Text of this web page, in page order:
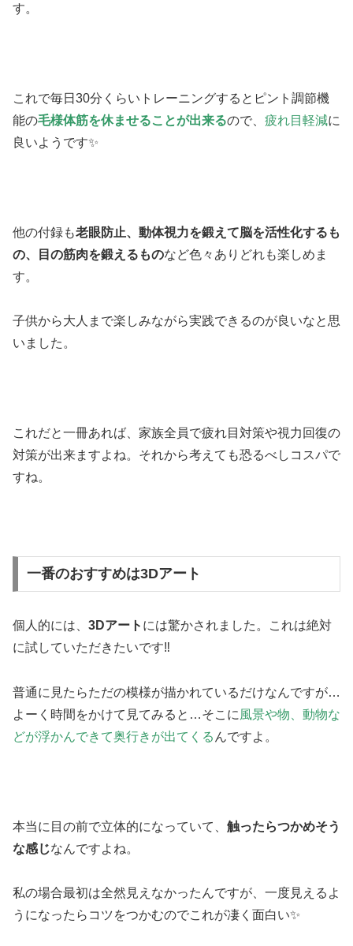
す。
これで毎日30分くらいトレーニングするとピント調節機
能の毛様体筋を休ませることが出来るので、 疲れ目軽減に
良いようです✨
他の付録も老眼防止、動体視力を鍛えて脳を活性化するも
の、目の筋肉を鍛えるものなど色々ありどれも楽しめま
す。
子供から大人まで楽しみながら実践できるのが良いなと思
いました。
これだと一冊あれば、家族全員で疲れ目対策や視力回復の
対策が出来ますよね。それから考えても恐るべしコスパで
すね。
一番のおすすめは3Dアート
個人的には、 3Dアート には驚かされました。これは絶対
に試していただきたいです‼
普通に見たらただの模様が描かれているだけなんですが…
よーく時間をかけて見てみると…そこに 風景や物、動物な
どが浮かんできて奥行きが出てくる んですよ。
本当に目の前で立体的になっていて、 触ったらつかめそう
な感じなんですよね。
私の場合最初は全然見えなかったんですが、一度見えるよ
うになったらコツをつかむのでこれが凄く面白い✨